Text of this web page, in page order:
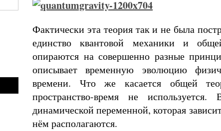
Фактически эта теория так и не была
единство квантовой механики и
опираются на совершенно разные
описывает временную эволюцию
времени. Что же касается общей
пространство-время не
динамической переменной, которая
нём располагаются.